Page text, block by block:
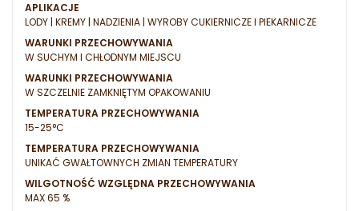
APLIKACJE
LODY | KREMY | NADZIENIA | WYROBY CUKIERNICZE I PIEKARNICZE
WARUNKI PRZECHOWYWANIA
W SUCHYM I CHŁODNYM MIEJSCU
WARUNKI PRZECHOWYWANIA
W SZCZELNIE ZAMKNIĘTYM OPAKOWANIU
TEMPERATURA PRZECHOWYWANIA
15-25°C
TEMPERATURA PRZECHOWYWANIA
UNIKAĆ GWAŁTOWNYCH ZMIAN TEMPERATURY
WILGOTNOŚĆ WZGLĘDNA PRZECHOWYWANIA
MAX 65 %